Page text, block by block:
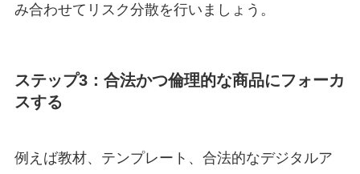
み合わせてリスク分散を行いましょう。
ステップ3：合法かつ倫理的な商品にフォーカ
スする
例えば教材、テンプレート、合法的なデジタルア